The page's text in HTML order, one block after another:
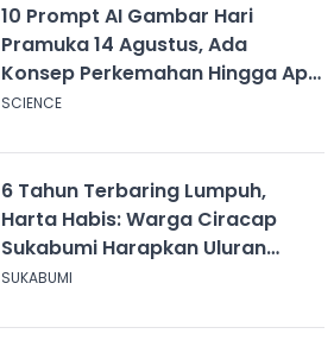
10 Prompt AI Gambar Hari
Pramuka 14 Agustus, Ada
Konsep Perkemahan Hingga Api
Unggun
SCIENCE
6 Tahun Terbaring Lumpuh,
Harta Habis: Warga Ciracap
Sukabumi Harapkan Uluran
Tangan KDM
SUKABUMI